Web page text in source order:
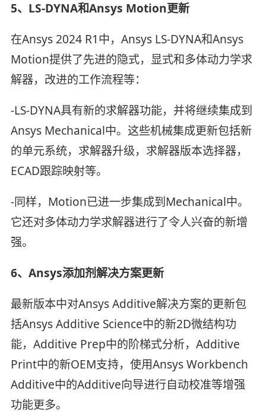
5、LS-DYNA和Ansys Motion更新
在Ansys 2024 R1中，Ansys LS-DYNA和Ansys
Motion提供了先进的隐式，显式和多体动力学求
解器，改进的工作流程等：
-LS-DYNA具有新的求解器功能，并将继续集成到
Ansys Mechanical中。这些机械集成更新包括新
的单元系统，求解器升级，求解器版本选择器，
ECAD跟踪映射等。
-同样，Motion已进一步集成到Mechanical中。
它还对多体动力学求解器进行了令人兴奋的新增
强。
6、Ansys添加剂解决方案更新
最新版本中对Ansys Additive解决方案的更新包
括Ansys Additive Science中的新2D微结构功
能，Additive Prep中的阶梯式分析，Additive
Print中的新OEM支持，使用Ansys Workbench
Additive中的Additive向导进行自动校准等增强
功能更多。